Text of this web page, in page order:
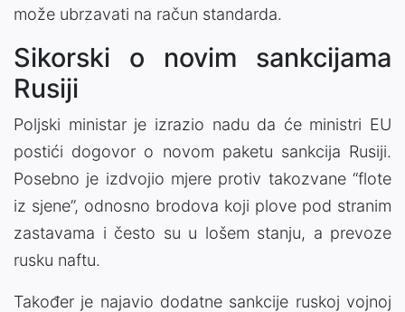
može ubrzavati na račun standarda.
Sikorski o novim sankcijama
Rusiji
Poljski ministar je izrazio nadu da će ministri EU
postići dogovor o novom paketu sankcija Rusiji.
Posebno je izdvojio mjere protiv takozvane “flote
iz sjene”, odnosno brodova koji plove pod stranim
zastavama i često su u lošem stanju, a prevoze
rusku naftu.
Također je najavio dodatne sankcije ruskoj vojnoj